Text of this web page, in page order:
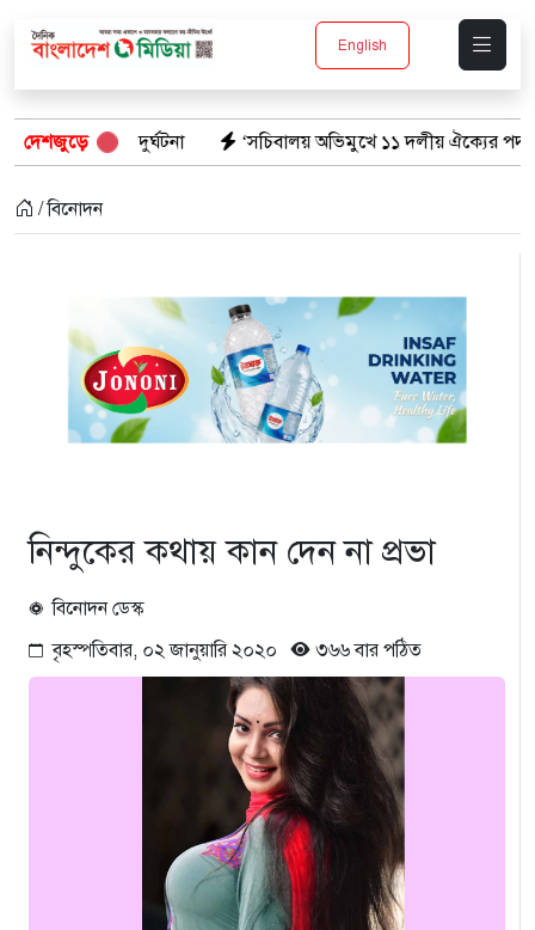
English
দেশজুড়ে
দুর্ঘটনা ‘সচিবালয় অভিমুখে ১১ দলীয় ঐক্যের পদযাত্রায় পুলিশের
/ বিনোদন
নিন্দুকের কথায় কান দেন না প্রভা
বিনোদন ডেস্ক
বৃহস্পতিবার, ০২ জানুয়ারি ২০২০
৩৬৬ বার পঠিত